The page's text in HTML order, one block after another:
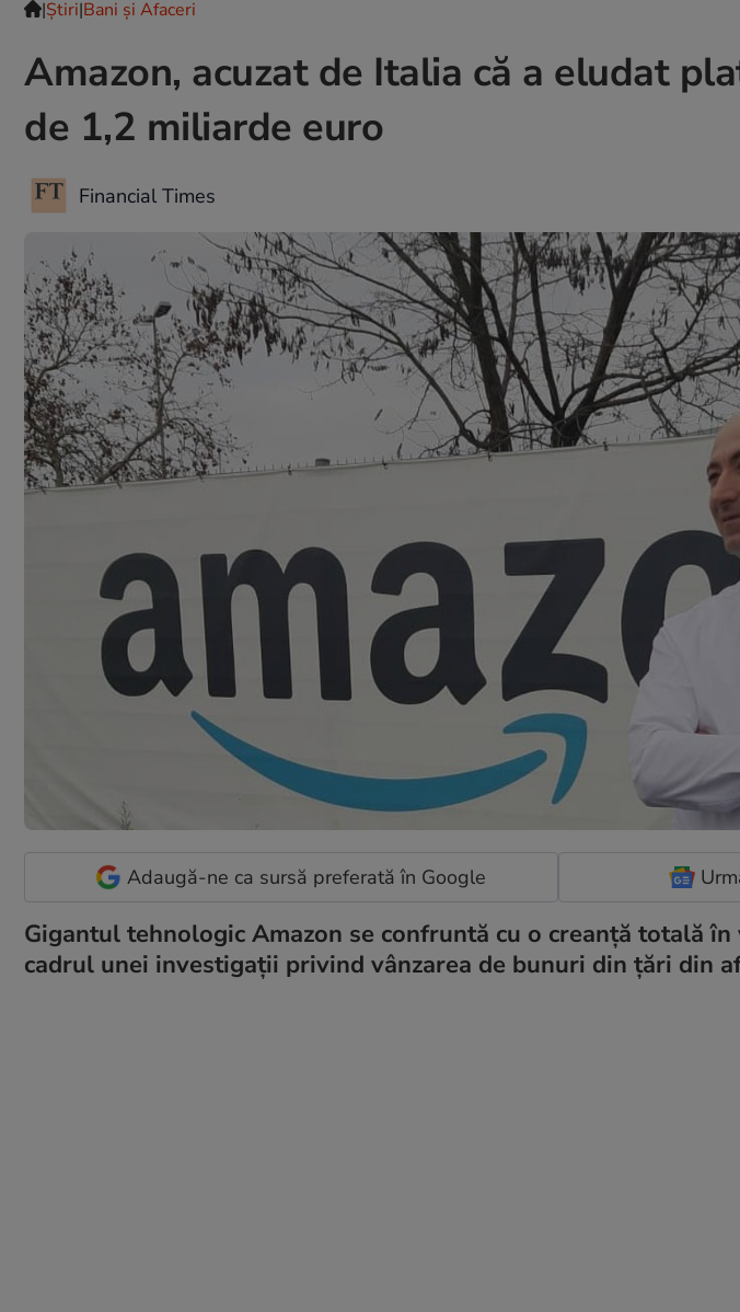
|Ştiri|Bani și Afaceri
Amazon, acuzat de Italia că a eludat
de 1,2 miliarde euro
Financial Times
Adaugă-ne ca sursă preferată în Google
Gigantul tehnologic Amazon se confruntă cu o creanță totală
cadrul unei investigații privind vânzarea de bunuri din țări din